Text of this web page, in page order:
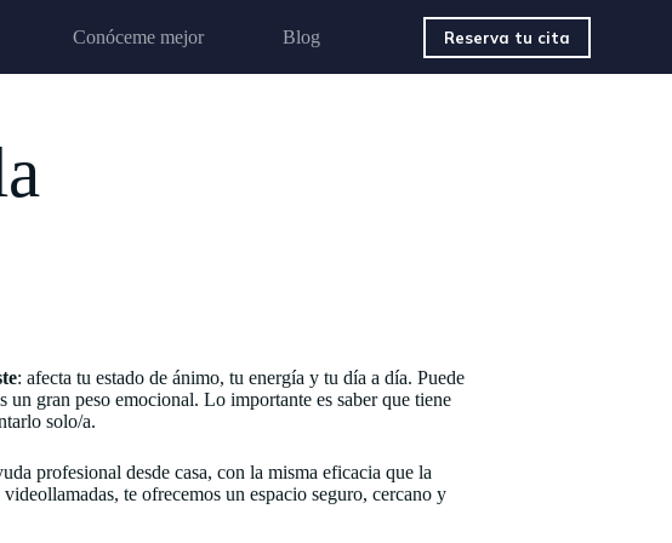
Conóceme mejor Blog Reserva tu cita
: afecta tu estado de ánimo, tu energía y tu día a día. Puede
un gran peso emocional. Lo importante es saber que tiene
solo/a.
profesional desde casa, con la misma eficacia que la
te ofrecemos un espacio seguro, cercano y